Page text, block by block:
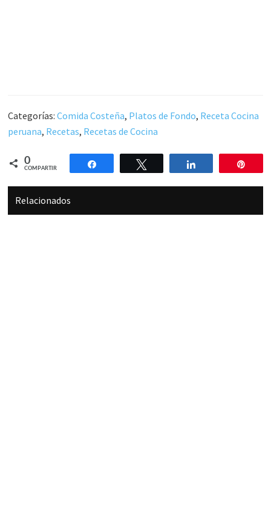
Categorías:Comida Costeña, Platos de Fondo, Receta Cocina
peruana, Recetas, Recetas de Cocina
0
COMPARTIR
Compartir Compartir
Relacionados